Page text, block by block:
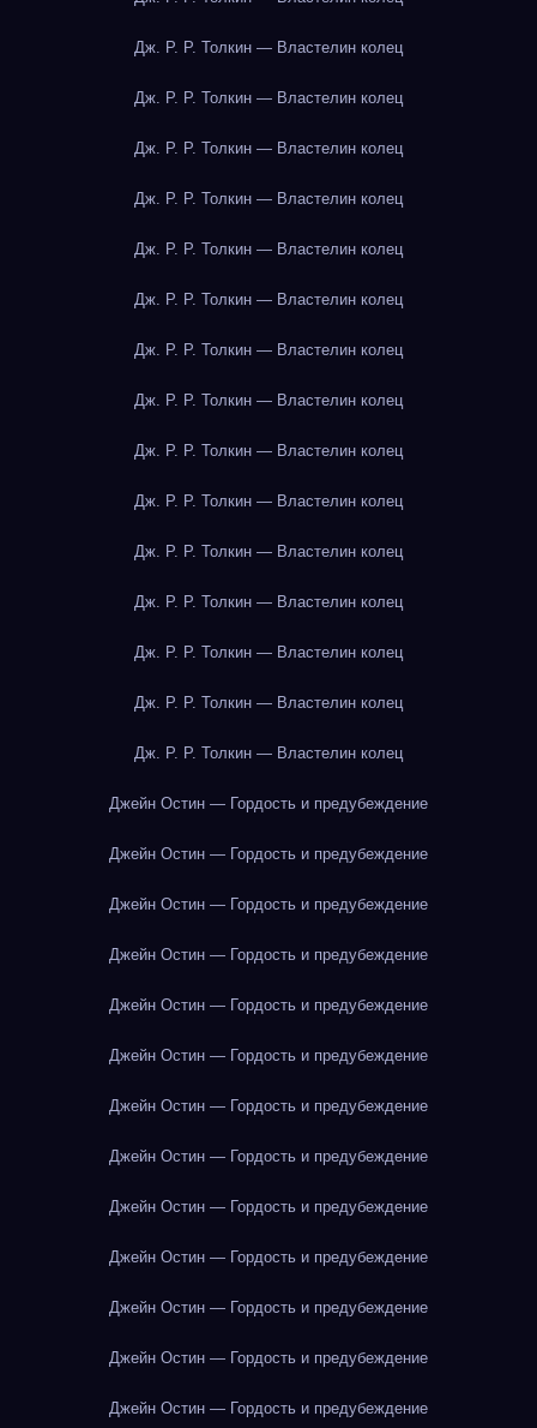
Дж. Р. Р. Толкин — Властелин колец
Дж. Р. Р. Толкин — Властелин колец
Дж. Р. Р. Толкин — Властелин колец
Дж. Р. Р. Толкин — Властелин колец
Дж. Р. Р. Толкин — Властелин колец
Дж. Р. Р. Толкин — Властелин колец
Дж. Р. Р. Толкин — Властелин колец
Дж. Р. Р. Толкин — Властелин колец
Дж. Р. Р. Толкин — Властелин колец
Дж. Р. Р. Толкин — Властелин колец
Дж. Р. Р. Толкин — Властелин колец
Дж. Р. Р. Толкин — Властелин колец
Дж. Р. Р. Толкин — Властелин колец
Дж. Р. Р. Толкин — Властелин колец
Дж. Р. Р. Толкин — Властелин колец
Джейн Остин — Гордость и предубеждение
Джейн Остин — Гордость и предубеждение
Джейн Остин — Гордость и предубеждение
Джейн Остин — Гордость и предубеждение
Джейн Остин — Гордость и предубеждение
Джейн Остин — Гордость и предубеждение
Джейн Остин — Гордость и предубеждение
Джейн Остин — Гордость и предубеждение
Джейн Остин — Гордость и предубеждение
Джейн Остин — Гордость и предубеждение
Джейн Остин — Гордость и предубеждение
Джейн Остин — Гордость и предубеждение
Джейн Остин — Гордость и предубеждение